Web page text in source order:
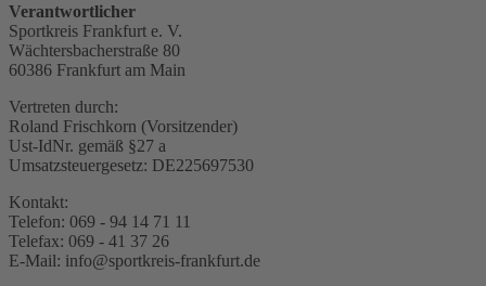
Verantwortlicher
Sportkreis Frankfurt e. V.
Wächtersbacherstraße 80
60386 Frankfurt am Main
Vertreten durch:
Roland Frischkorn (Vorsitzender)
Ust-IdNr. gemäß §27 a
Umsatzsteuergesetz: DE225697530
Kontakt:
Telefon: 069 - 94 14 71 11
Telefax: 069 - 41 37 26
E-Mail: info@sportkreis-frankfurt.de